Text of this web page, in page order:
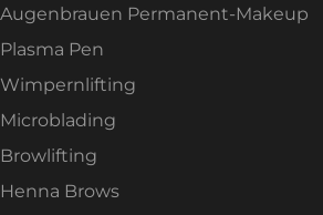
Augenbrauen Permanent-Makeup
Plasma Pen
Wimpernlifting
Microblading
Browlifting
Henna Brows